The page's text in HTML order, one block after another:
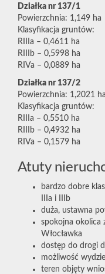
Działka nr 137/1
Powierzchnia: 1,149 ha
Klasyfikacja gruntów:
RIIIa – 0,4611 ha
RIIIb – 0,5998 ha
RIVa – 0,0889 ha
Działka nr 137/2
Powierzchnia: 1,2021 ha
Klasyfikacja gruntów:
RIIIa – 0,5510 ha
RIIIb – 0,4932 ha
RIVa – 0,1579 ha
Atuty
bardzo dobre
IIIa i IIIb
duża, ustawna
spokojna okolica
Włocławka
dostęp do drogi
możliwość
teren objęty